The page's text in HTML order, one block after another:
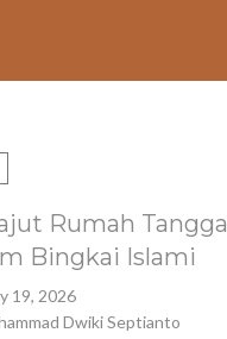
Rumah Tangga
Bingkai Islami
19, 2026
Dwiki Septianto